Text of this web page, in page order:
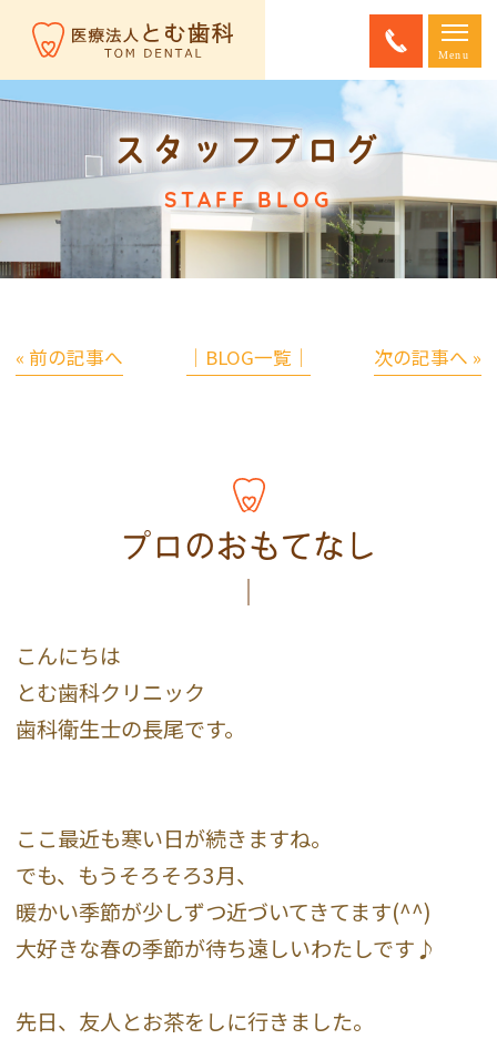
スタッフブログ
STAFF BLOG
« 前の記事へ │BLOG一覧│ 次の記事へ »
プロのおもてなし
こんにちは
とむ歯科クリニック
歯科衛生士の長尾です。
ここ最近も寒い日が続きますね。
でも、もうそろそろ3月、
暖かい季節が少しずつ近づいてきてます(^^)
大好きな春の季節が待ち遠しいわたしです♪
先日、友人とお茶をしに行きました。